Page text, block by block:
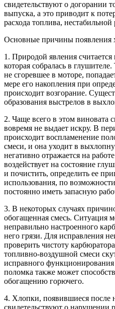
свидетельствуют о догорании
выпуска, а это приводит к
расхода топлива, нестабильной
Основные причины появления
1. Природой явления
которая собралась в
не сгоревшее в моторе,
мере его накопления при
происходит возгорание.
образования выстрелов в
2. Чаще всего в этом виновата
вовремя не выдает искру. В
происходит воспламенение
смеси, и она уходит в
негативно отражается на
воздействует на состояние
и почистить, определить ее
использования, по
постоянно иметь запасную
3. В некоторых случаях
обогащенная смесь. Ситуация
неправильно настроенного
него грязи. Для исправления
проверить чистоту
топливно-воздушной смеси
исправного функционирования
поломка также может
обогащению горючего.
4. Хлопки, появившиеся после
свидетельствуют о нарушении